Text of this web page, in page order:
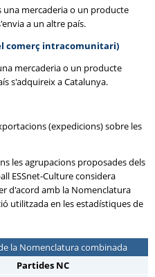
una mercaderia o un producte
a un altre país.
comerç intracomunitari)
mercaderia o un producte
s'adquireix a Catalunya.
(expedicions) sobre les
les agrupacions proposades dels
ESSnet-Culture considera
d'acord amb la Nomenclatura
utilitzada en les estadístiques de
la Nomenclatura combinada
Partides NC